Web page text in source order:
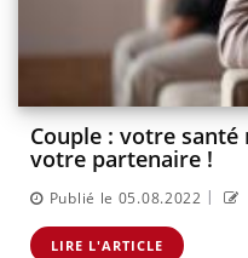
Couple : votre
votre partenaire !
Publié le 05.08.2022 |
LIRE L'ARTICLE